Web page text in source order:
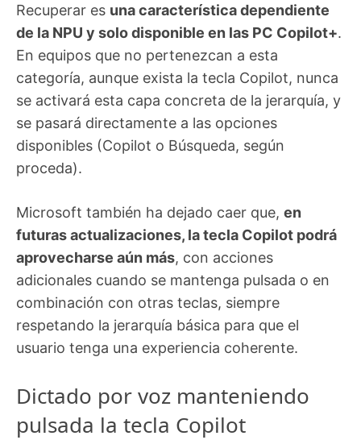
Recuperar es una característica dependiente
de la NPU y solo disponible en las PC Copilot+.
En equipos que no pertenezcan a esta
categoría, aunque exista la tecla Copilot, nunca
se activará esta capa concreta de la jerarquía, y
se pasará directamente a las opciones
disponibles (Copilot o Búsqueda, según
proceda).
Microsoft también ha dejado caer que, en
futuras actualizaciones, la tecla Copilot podrá
aprovecharse aún más, con acciones
adicionales cuando se mantenga pulsada o en
combinación con otras teclas, siempre
respetando la jerarquía básica para que el
usuario tenga una experiencia coherente.
Dictado por voz manteniendo
pulsada la tecla Copilot